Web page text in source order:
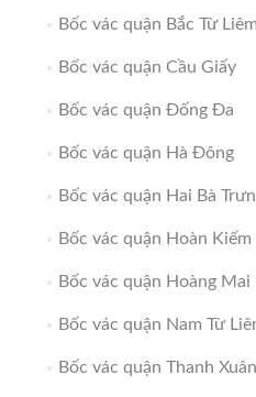
Bốc vác quận Bắc Từ Liêm
Bốc vác quận Cầu Giấy
Bốc vác quận Đống Đa
Bốc vác quận Hà Đông
Bốc vác quận Hai Bà
Bốc vác quận Hoàn Kiếm
Bốc vác quận Hoàng Mai
Bốc vác quận Nam Từ
Bốc vác quận Thanh Xuân